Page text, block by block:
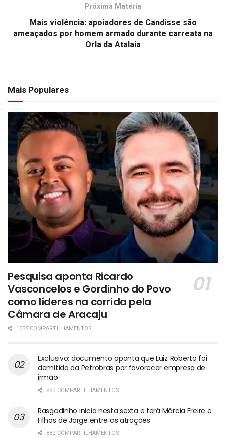
Próxima Matéria
Mais violência: apoiadores de Candisse são
ameaçados por homem armado durante carreata na
Orla da Atalaia
Mais Populares
Pesquisa aponta Ricardo
Vasconcelos e Gordinho do Povo
como líderes na corrida pela
Câmara de Aracaju
1335 COMPARTILHAMENTOS
Exclusivo: documento aponta que Luiz Roberto foi
demitido da Petrobras por favorecer empresa de
irmão
883 COMPARTILHAMENTOS
Rasgadinho inicia nesta sexta e terá Márcia Freire e
Filhos de Jorge entre as atrações
882 COMPARTILHAMENTOS